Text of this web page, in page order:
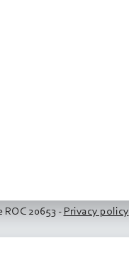
20653 - Privacy policy